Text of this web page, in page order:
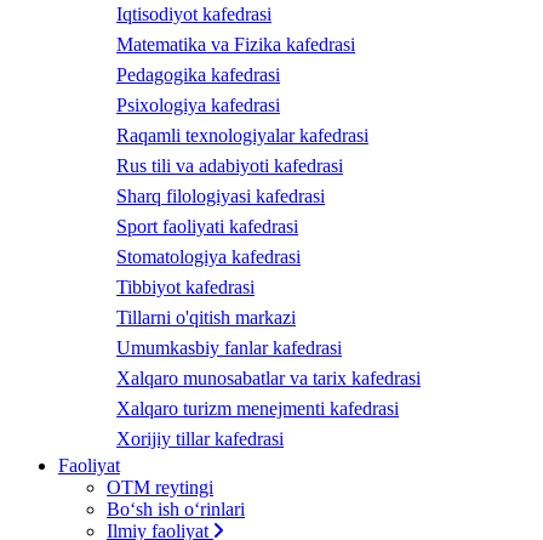
Iqtisodiyot kafedrasi
Matematika va Fizika kafedrasi
Pedagogika kafedrasi
Psixologiya kafedrasi
Raqamli texnologiyalar kafedrasi
Rus tili va adabiyoti kafedrasi
Sharq filologiyasi kafedrasi
Sport faoliyati kafedrasi
Stomatologiya kafedrasi
Tibbiyot kafedrasi
Tillarni o'qitish markazi
Umumkasbiy fanlar kafedrasi
Xalqaro munosabatlar va tarix kafedrasi
Xalqaro turizm menejmenti kafedrasi
Xorijiy tillar kafedrasi
Faoliyat
OTM reytingi
Bo‘sh ish o‘rinlari
Ilmiy faoliyat